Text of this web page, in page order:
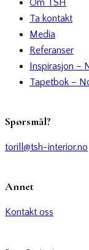
Om TSH
Ta kontakt
Media
Referanser
Inspirasjon –
Tapetbok –
Spørsmål?
torill@tsh-interior.no
Annet
Kontakt oss